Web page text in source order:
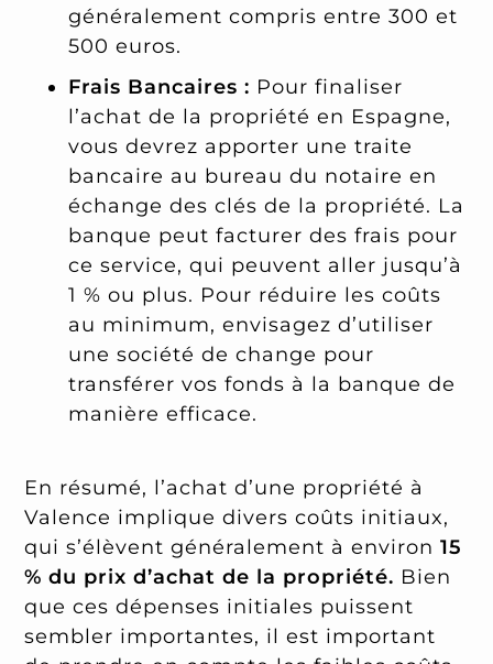
généralement compris entre 300 et
500 euros.
Frais Bancaires : Pour finaliser
l’achat de la propriété en Espagne,
vous devrez apporter une traite
bancaire au bureau du notaire en
échange des clés de la propriété. La
banque peut facturer des frais pour
ce service, qui peuvent aller jusqu’à
1 % ou plus. Pour réduire les coûts
au minimum, envisagez d’utiliser
une société de change pour
transférer vos fonds à la banque de
manière efficace.
En résumé, l’achat d’une propriété à
Valence implique divers coûts initiaux,
qui s’élèvent généralement à environ 15
% du prix d’achat de la propriété. Bien
que ces dépenses initiales puissent
sembler importantes, il est important